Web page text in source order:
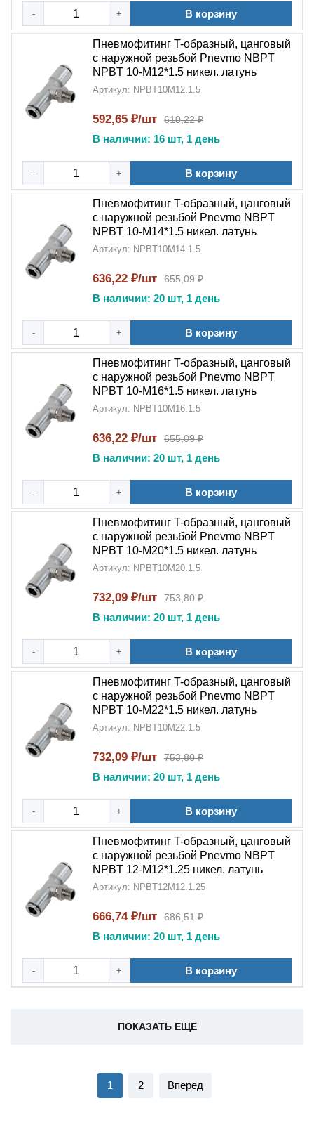
- + В корзину
Пневмофитинг T-образный, цанговый
с наружной резьбой Pnevmo NBPT
NPBT 10-M12*1.5 никел. латунь
Артикул: NPBT10M12.1.5
592,65 ₽/шт 610,22 ₽
В наличии: 16 шт, 1 день
- + В корзину
Пневмофитинг T-образный, цанговый
с наружной резьбой Pnevmo NBPT
NPBT 10-M14*1.5 никел. латунь
Артикул: NPBT10M14.1.5
636,22 ₽/шт 655,09 ₽
В наличии: 20 шт, 1 день
- + В корзину
Пневмофитинг T-образный, цанговый
с наружной резьбой Pnevmo NBPT
NPBT 10-M16*1.5 никел. латунь
Артикул: NPBT10M16.1.5
636,22 ₽/шт 655,09 ₽
В наличии: 20 шт, 1 день
- + В корзину
Пневмофитинг T-образный, цанговый
с наружной резьбой Pnevmo NBPT
NPBT 10-M20*1.5 никел. латунь
Артикул: NPBT10M20.1.5
732,09 ₽/шт 753,80 ₽
В наличии: 20 шт, 1 день
- + В корзину
Пневмофитинг T-образный, цанговый
с наружной резьбой Pnevmo NBPT
NPBT 10-M22*1.5 никел. латунь
Артикул: NPBT10M22.1.5
732,09 ₽/шт 753,80 ₽
В наличии: 20 шт, 1 день
- + В корзину
Пневмофитинг T-образный, цанговый
с наружной резьбой Pnevmo NBPT
NPBT 12-M12*1.25 никел. латунь
Артикул: NPBT12M12.1.25
666,74 ₽/шт 686,51 ₽
В наличии: 20 шт, 1 день
- + В корзину
ПОКАЗАТЬ ЕЩЕ
1 2 Вперед